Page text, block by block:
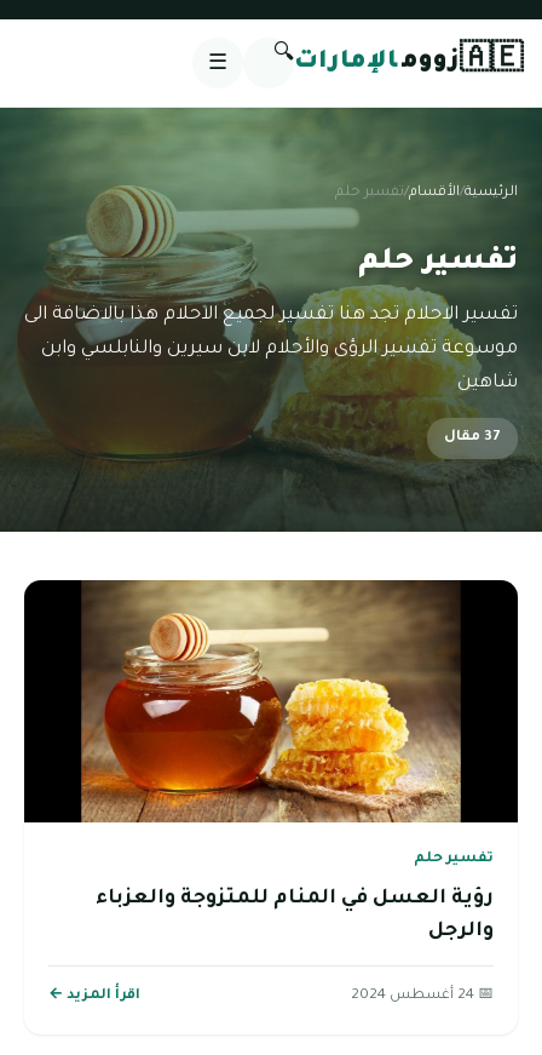
🇦🇪زوومالإمارات🔍
☰
الرئيسية/الأقسام/تفسير حلم
تفسير حلم
تفسير الاحلام تجد هنا تفسير لجميع الاحلام هذا بالاضافة الى
موسوعة تفسير الرؤى والأحلام لابن سيرين والنابلسي وابن
شاهين
37 مقال
تفسير حلم
رؤية العسل في المنام للمتزوجة والعزباء
والرجل
📅 24 أغسطس 2024 اقرأ المزيد ←